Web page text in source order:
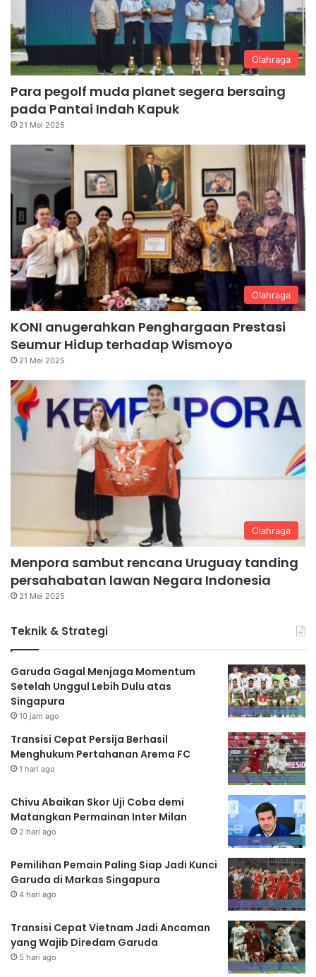
Olahraga
Para pegolf muda planet segera bersaing
pada Pantai Indah Kapuk
21 Mei 2025
Olahraga
KONI anugerahkan Penghargaan Prestasi
Seumur Hidup terhadap Wismoyo
21 Mei 2025
Olahraga
Menpora sambut rencana Uruguay tanding
persahabatan lawan Negara Indonesia
21 Mei 2025
Teknik & Strategi
Garuda Gagal Menjaga Momentum
Setelah Unggul Lebih Dulu atas
Singapura
10 jam ago
Transisi Cepat Persija Berhasil
Menghukum Pertahanan Arema FC
1 hari ago
Chivu Abaikan Skor Uji Coba demi
Matangkan Permainan Inter Milan
2 hari ago
Pemilihan Pemain Paling Siap Jadi Kunci
Garuda di Markas Singapura
4 hari ago
Transisi Cepat Vietnam Jadi Ancaman
yang Wajib Diredam Garuda
5 hari ago